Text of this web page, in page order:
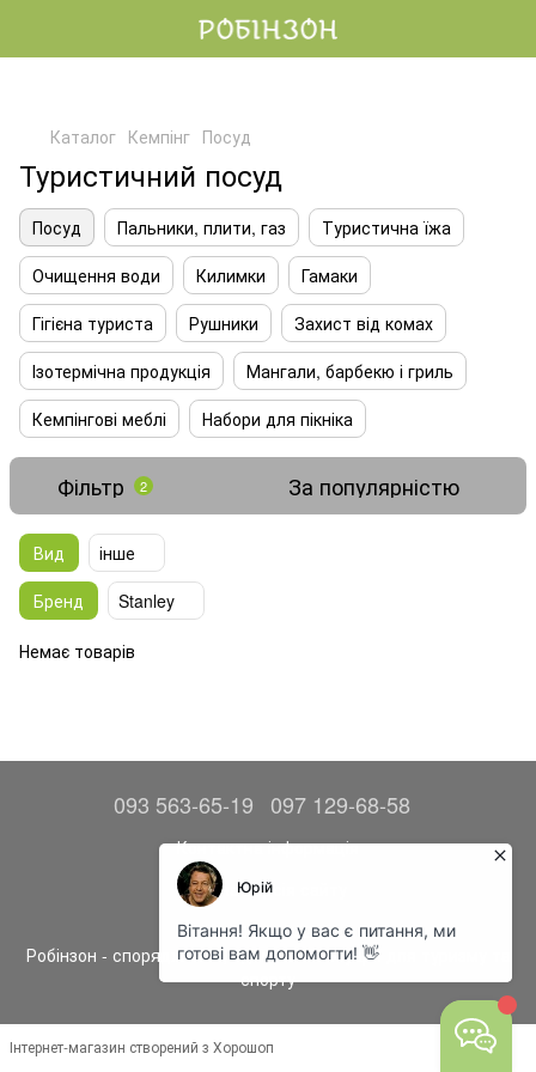
Каталог Кемпінг Посуд
Туристичний посуд
Посуд Пальники, плити, газ
Туристична їжа
Очищення води
Килимки
Гамаки
Гігієна туриста
Рушники
Захист від комах
Ізотермічна продукція
Мангали, барбекю і гриль
Кемпінгові меблі
Набори для пікніка
Фільтр 2 За популярністю
Вид
інше
Бренд
Stanley
Немає товарів
093 563-65-19 097 129-68-58
Контактна інформація
Повна версія сайту
© 2014—2026
Робінзон - спорядження, одяг та аксесуари для туризму та
спорту
Інтернет-магазин створений з Хорошоп